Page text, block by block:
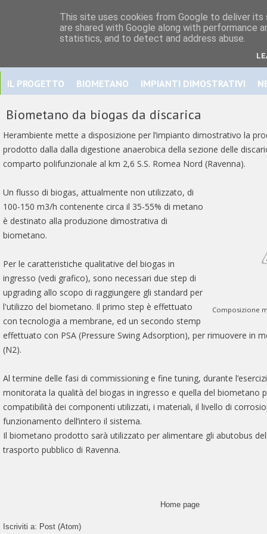
IL PROGETTO BIOMETANO IMPIANTI DIMOSTRATIVI
Biometano da biogas da discarica
Herambiente mette a disposizione per l’impianto dimostrativo la
prodotto dalla dalla digestione anaerobica della sezione delle
comparto polifunzionale al km 2,6 S.S. Romea Nord (Ravenna).
Composizione
Un flusso di biogas, attualmente non utilizzato, di
100-150 m3/h contenente circa il 35-55% di metano
è destinato alla produzione dimostrativa di
biometano.
Per le caratteristiche qualitative del biogas in
ingresso (vedi grafico), sono necessari due step di
upgrading allo scopo di raggiungere gli standard per
l'utilizzo del biometano. Il primo step è effettuato
con tecnologia a membrane, ed un secondo stemp
effettuato con PSA (Pressure Swing Adsorption), per rimuovere in
(N2).
Al termine delle fasi di commissioning e fine tuning, durante
monitorata la qualità del biogas in ingresso e quella del biometano
compatibilità dei componenti utilizzati, i materiali, il livello di
funzionamento dell’intero il sistema.
Il biometano prodotto sarà utilizzato per alimentare gli abutobus
trasporto pubblico di Ravenna.
Home page
Iscriviti a: Post (Atom)
This site uses cookies from Google to deliver
are shared with Google along with performance
statistics, and to detect and address abuse.